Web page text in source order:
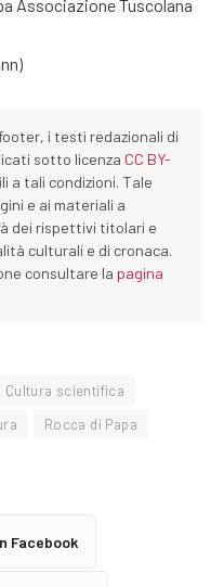
Associazione Tuscolana
i testi redazionali di
sotto licenza CC BY-
a tali condizioni. Tale
e ai materiali a
dei rispettivi titolari e
culturali e di cronaca.
consultare la pagina
Cultura scientifica
Rocca di Papa
Facebook